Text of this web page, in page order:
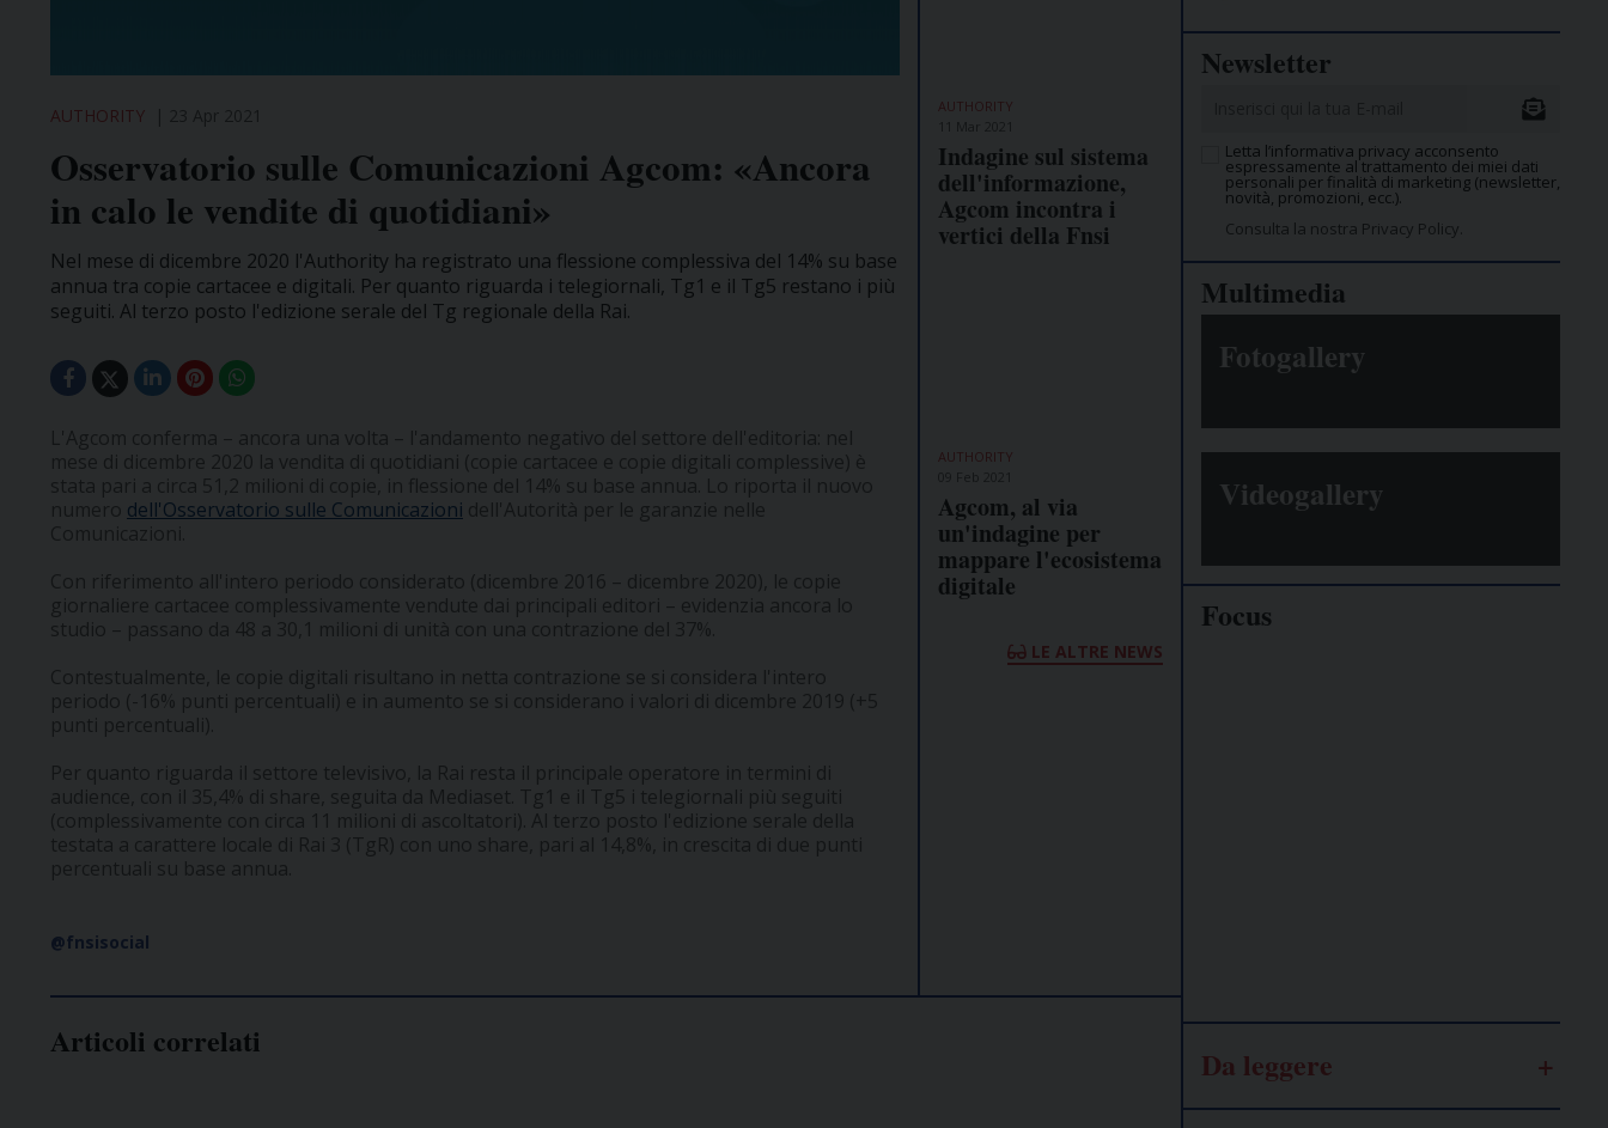
AUTHORITY
Osservatorio sulle Comunicazioni Agcom: «Ancora
in calo le vendite di quotidiani»
Nel mese di dicembre 2020 l'Authority ha registrato una flessione complessiva del 14% su base
annua tra copie cartacee e digitali. Per quanto riguarda i telegiornali, Tg1 e il Tg5 restano i più
seguiti. Al terzo posto l'edizione serale del Tg regionale della Rai.
dell'Osservatorio sulle Comunicazioni
@fnsisocial
AUTHORITY
Indagine sul sistema
dell'informazione,
Agcom incontra i
vertici della Fnsi
AUTHORITY
Agcom, al via
un'indagine per
mappare l'ecosistema
digitale
LE ALTRE NEWS
Articoli correlati
Newsletter
Letta l’informativa privacy acconsento
espressamente al trattamento dei miei dati
personali per finalità di marketing (newsletter,
novità, promozioni, ecc.).
Consulta la nostra Privacy Policy.
Multimedia
Fotogallery
Videogallery
Focus
Da leggere